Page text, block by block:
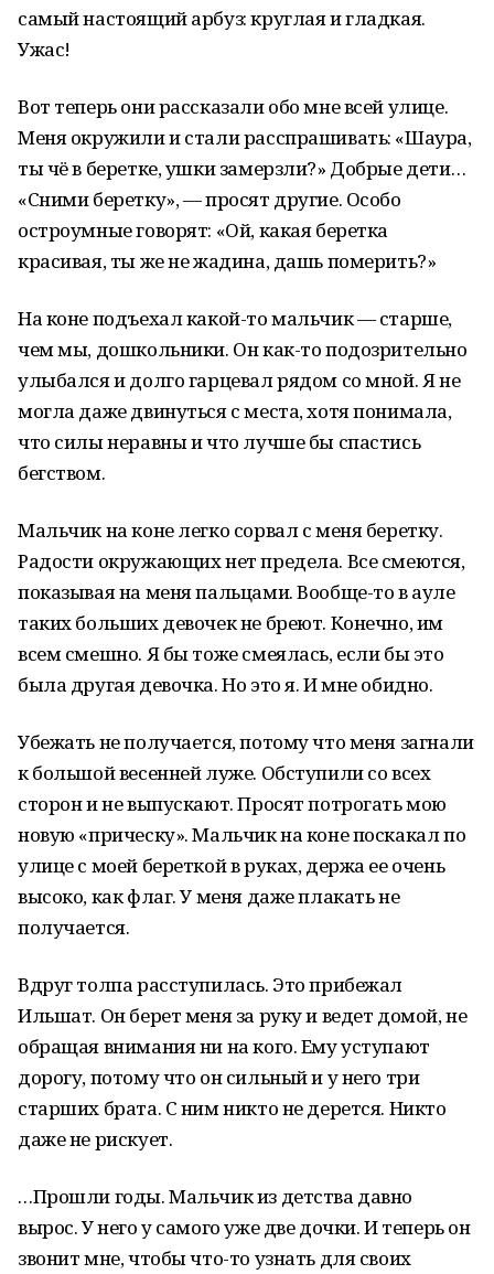
самый настоящий арбуз: круглая и гладкая.
Ужас!
Вот теперь они рассказали обо мне всей улице.
Меня окружили и стали расспрашивать: «Шаура,
ты чё в беретке, ушки замерзли?» Добрые дети…
«Сними беретку», — просят другие. Особо
остроумные говорят: «Ой, какая беретка
красивая, ты же не жадина, дашь померить?»
На коне подъехал какой-то мальчик — старше,
чем мы, дошкольники. Он как-то подозрительно
улыбался и долго гарцевал рядом со мной. Я не
могла даже двинуться с места, хотя понимала,
что силы неравны и что лучше бы спастись
бегством.
Мальчик на коне легко сорвал с меня беретку.
Радости окружающих нет предела. Все смеются,
показывая на меня пальцами. Вообще-то в ауле
таких больших девочек не бреют. Конечно, им
всем смешно. Я бы тоже смеялась, если бы это
была другая девочка. Но это я. И мне обидно.
Убежать не получается, потому что меня загнали
к большой весенней луже. Обступили со всех
сторон и не выпускают. Просят потрогать мою
новую «прическу». Мальчик на коне поскакал по
улице с моей береткой в руках, держа ее очень
высоко, как флаг. У меня даже плакать не
получается.
Вдруг толпа расступилась. Это прибежал
Ильшат. Он берет меня за руку и ведет домой, не
обращая внимания ни на кого. Ему уступают
дорогу, потому что он сильный и у него три
старших брата. С ним никто не дерется. Никто
даже не рискует.
…Прошли годы. Мальчик из детства давно
вырос. У него у самого уже две дочки. И теперь он
звонит мне, чтобы что-то узнать для своих